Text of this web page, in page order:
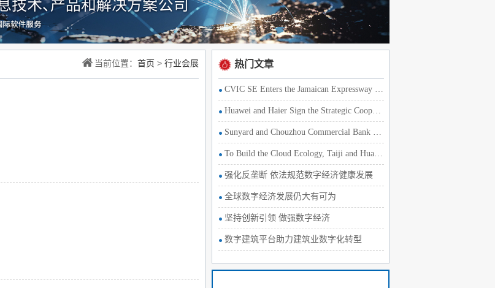
当前位置： 首页 > 行业会展 热门文章
CVIC SE Enters the Jamaican Expressway Market with the Strat
Huawei and Haier Sign the Strategic Cooperation Agreement
Sunyard and Chouzhou Commercial Bank Develop the Internet Fi
To Build the Cloud Ecology, Taiji and Huawei Sign a Strategi
强化反垄断 依法规范数字经济健康发展
全球数字经济发展仍大有可为
坚持创新引领 做强数字经济
数字建筑平台助力建筑业数字化转型